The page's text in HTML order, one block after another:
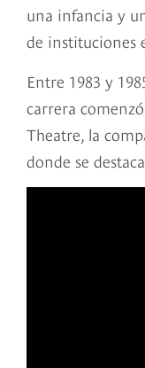
una infancia y
de instituciones
Entre 1983 y
carrera
Theatre, la
donde se